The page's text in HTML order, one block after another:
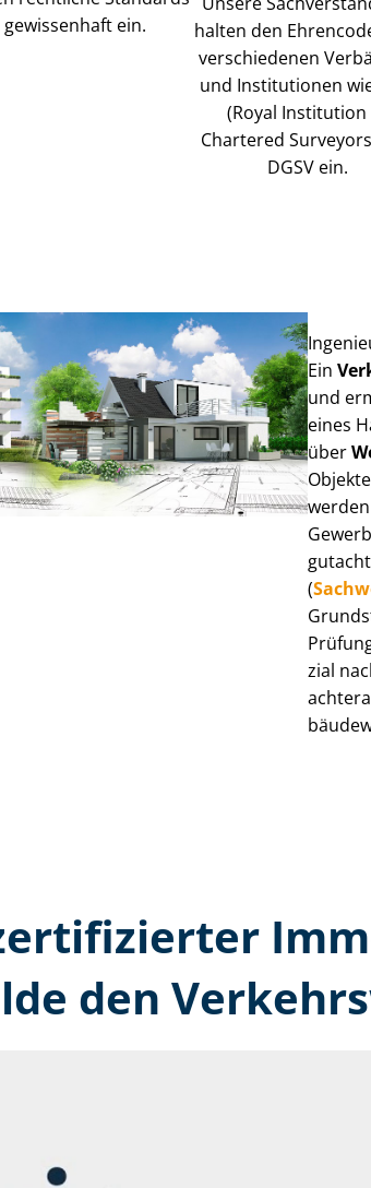
gewissenhaft ein.
halten den
verschiedenen
und Institutionen wie
(Royal
Chartered
DGSV ein.
Ein
und
eines
über
(
zi­al
den